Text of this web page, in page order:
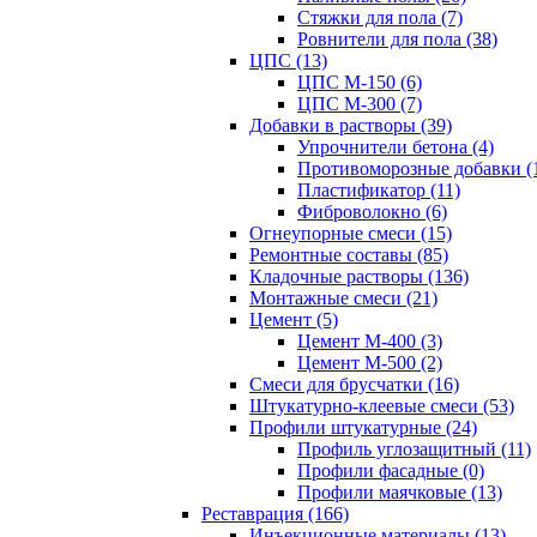
Стяжки для пола (7)
Ровнители для пола (38)
ЦПС (13)
ЦПС М-150 (6)
ЦПС М-300 (7)
Добавки в растворы (39)
Упрочнители бетона (4)
Противоморозные добавки
Пластификатор (11)
Фиброволокно (6)
Огнеупорные смеси (15)
Ремонтные составы (85)
Кладочные растворы (136)
Монтажные смеси (21)
Цемент (5)
Цемент М-400 (3)
Цемент М-500 (2)
Смеси для брусчатки (16)
Штукатурно-клеевые смеси (53)
Профили штукатурные (24)
Профиль углозащитный (11)
Профили фасадные (0)
Профили маячковые (13)
Реставрация (166)